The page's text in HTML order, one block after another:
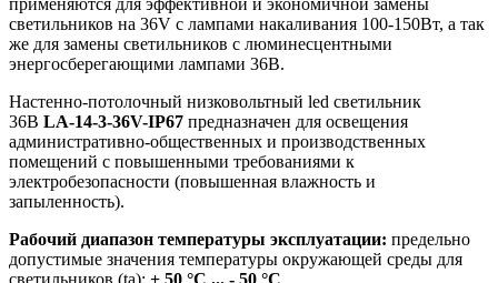
применяются для эффективной и экономичной замены
светильников на 36V с лампами накаливания 100-150Вт, а так
же для замены светильников с люминесцентными
энергосберегающими лампами 36В.
Настенно-потолочный низковольтный led светильник
36В LA-14-3-36V-IP67 предназначен для освещения
административно-общественных и производственных
помещений с повышенными требованиями к
электробезопасности (повышенная влажность и
запыленность).
Рабочий диапазон температуры эксплуатации: предельно
допустимые значения температуры окружающей среды для